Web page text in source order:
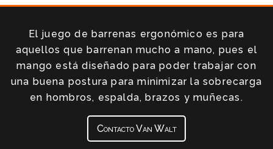
El juego de barrenas ergonómico es para
aquellos que barrenan mucho a mano, pues el
mango está diseñado para poder trabajar con
una buena postura para minimizar la sobrecarga
en hombros, espalda, brazos y muñecas.
Contacto Van Walt